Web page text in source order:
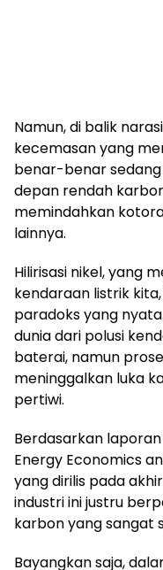
Namun, di balik
kecemasan yang
benar-benar
depan rendah
memindahkan
lainnya.
Hilirisasi nikel, yang
kendaraan listrik
paradoks yang
dunia dari polusi
baterai, namun
meninggalkan luka
pertiwi.
Berdasarkan
Energy Economics
yang dirilis pada
industri ini justru
karbon yang sangat
Bayangkan saja,